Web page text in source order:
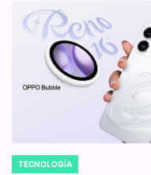
POSTED
TECNOLOGÍA